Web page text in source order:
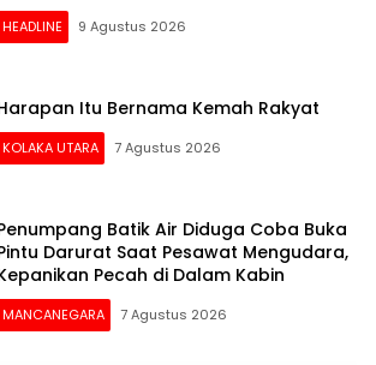
HEADLINE 9 Agustus 2026
Itu Bernama Kemah Rakyat
KOLAKA UTARA 7 Agustus 2026
Batik Air Diduga Coba Buka
Darurat Saat Pesawat Mengudara,
Pecah di Dalam Kabin
MANCANEGARA 7 Agustus 2026